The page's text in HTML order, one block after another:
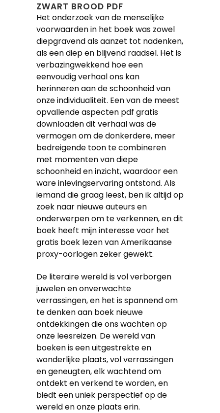
ZWART BROOD PDF
Het onderzoek van de menselijke
voorwaarden in het boek was zowel
diepgravend als aanzet tot nadenken,
als een diep en blijvend raadsel. Het is
verbazingwekkend hoe een
eenvoudig verhaal ons kan
herinneren aan de schoonheid van
onze individualiteit. Een van de meest
opvallende aspecten pdf gratis
downloaden dit verhaal was de
vermogen om de donkerdere, meer
bedreigende toon te combineren
met momenten van diepe
schoonheid en inzicht, waardoor een
ware inlevingservaring ontstond. Als
iemand die graag leest, ben ik altijd op
zoek naar nieuwe auteurs en
onderwerpen om te verkennen, en dit
boek heeft mijn interesse voor het
gratis boek lezen van Amerikaanse
proxy-oorlogen zeker gewekt.
De literaire wereld is vol verborgen
juwelen en onverwachte
verrassingen, en het is spannend om
te denken aan boek nieuwe
ontdekkingen die ons wachten op
onze leesreizen. De wereld van
boeken is een uitgestrekte en
wonderlijke plaats, vol verrassingen
en geneugten, elk wachtend om
ontdekt en verkend te worden, en
biedt een uniek perspectief op de
wereld en onze plaats erin.